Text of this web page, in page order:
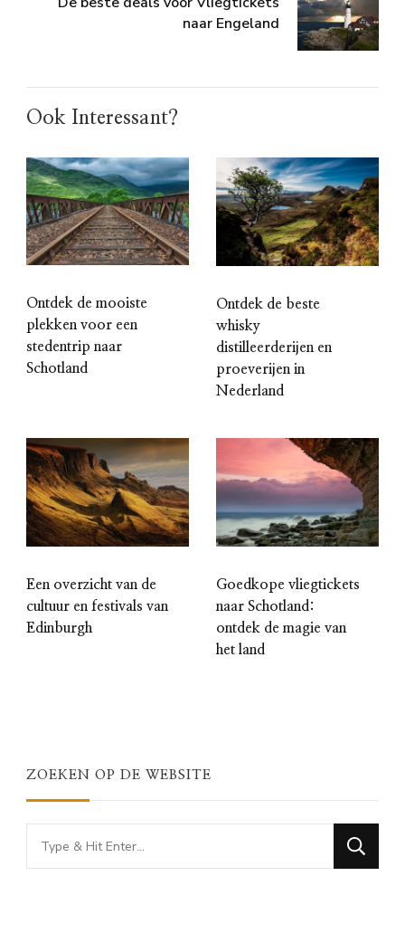
naar Engeland
Ook Interessant?
Ontdek de mooiste
plekken voor een
stedentrip naar
Schotland
Ontdek de beste
whisky
distilleerderijen en
proeverijen in
Nederland
Een overzicht van de
cultuur en festivals van
Edinburgh
Goedkope vliegtickets
naar Schotland:
ontdek de magie van
het land
ZOEKEN OP DE WEBSITE
Looking
for